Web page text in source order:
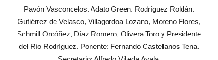
Pavón Vasconcelos, Adato Green, Rodríguez Roldán,
Gutiérrez de Velasco, Villagordoa Lozano, Moreno Flores,
Schmill Ordóñez, Díaz Romero, Olivera Toro y Presidente
del Río Rodríguez. Ponente: Fernando Castellanos Tena.